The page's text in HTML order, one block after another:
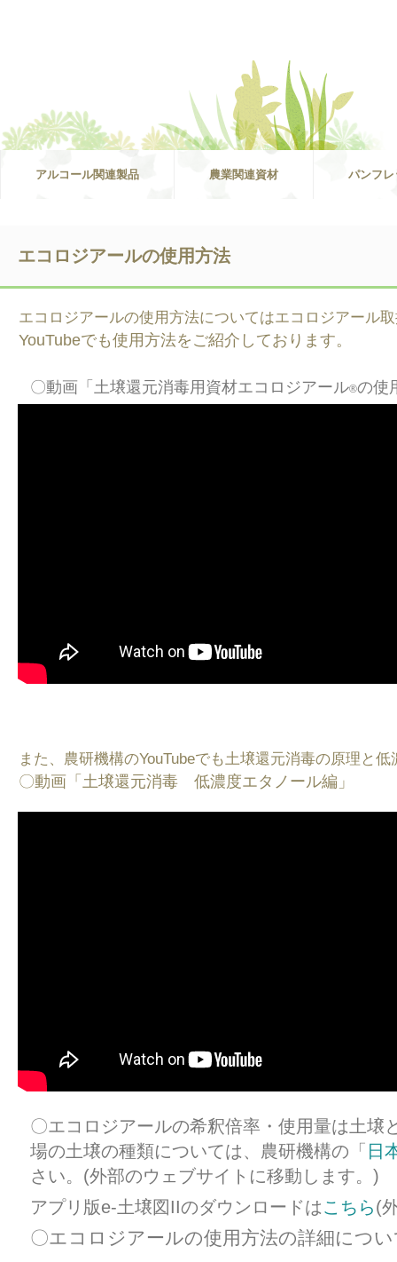
アルコール関連製品 農業関連資材 パンフ
エコロジアールの使用方法
エコロジアールの使用方法についてはエコロジアール
YouTubeでも使用方法をご紹介しております。
〇動画「土壌還元消毒用資材エコロジアール®の使
また、農研機構のYouTubeでも土壌還元消毒の原理と
〇動画「土壌還元消毒 低濃度エタノール編」
〇エコロジアールの希釈倍率・使用量は土
場の土壌の種類については、農研機構の「 日
さい。(外部のウェブサイトに移動します。)
アプリ版e-土壌図IIのダウンロードはこちら(
〇エコロジアールの使用方法の詳細につ